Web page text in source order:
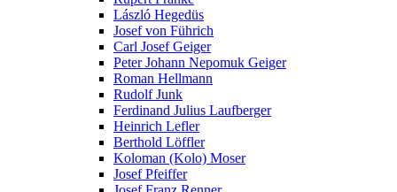
László Hegedüs
Josef von Führich
Carl Josef Geiger
Peter Johann Nepomuk Geiger
Roman Hellmann
Rudolf Junk
Ferdinand Julius Laufberger
Heinrich Lefler
Berthold Löffler
Koloman (Kolo) Moser
Josef Pfeiffer